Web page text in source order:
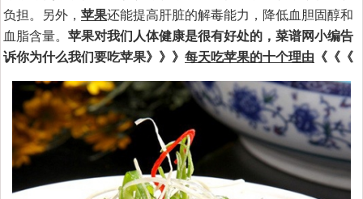
负担。另外， 苹果还能提高肝脏的解毒能力，降低血胆固醇和
血脂含量。 苹果对我们人体健康是很有好处的，菜谱网小编告
诉你为什么我们要吃苹果》》》 每天吃苹果的十个理由 《《《